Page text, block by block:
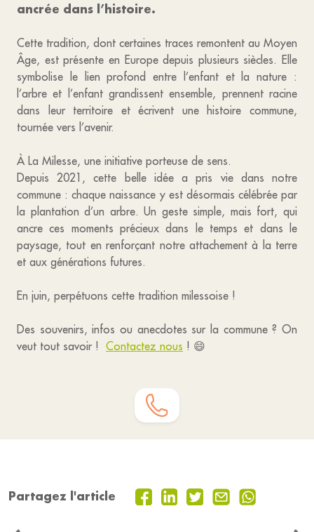
ancrée dans l’histoire.
Cette tradition, dont certaines traces remontent au Moyen
Âge, est présente en Europe depuis plusieurs siècles. Elle
symbolise le lien profond entre l’enfant et la nature :
l’arbre et l’enfant grandissent ensemble, prennent racine
dans leur territoire et écrivent une histoire commune,
tournée vers l’avenir.
À La Milesse, une initiative porteuse de sens.
Depuis 2021, cette belle idée a pris vie dans notre
commune : chaque naissance y est désormais célébrée par
la plantation d’un arbre. Un geste simple, mais fort, qui
ancre ces moments précieux dans le temps et dans le
paysage, tout en renforçant notre attachement à la terre
et aux générations futures.
En juin, perpétuons cette tradition milessoise !
Des souvenirs, infos ou anecdotes sur la commune ? On
veut tout savoir ! Contactez nous ! 😄
Partagez l'article